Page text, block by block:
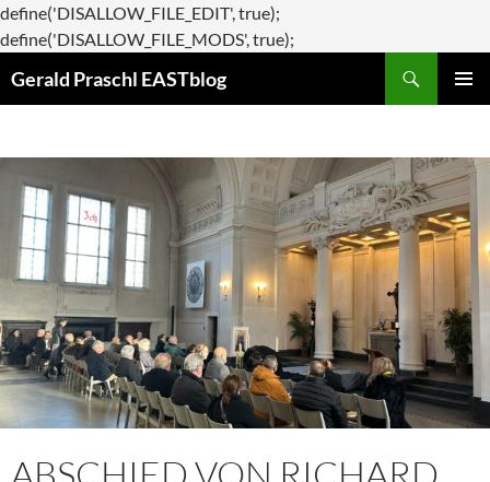
define('DISALLOW_FILE_EDIT', true);
define('DISALLOW_FILE_MODS', true);
Gerald Praschl EASTblog